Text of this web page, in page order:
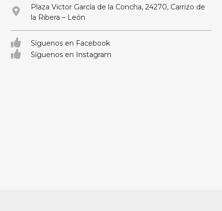
Plaza Victor García de la Concha, 24270, Carrizo de
la Ribera – León
Síguenos en Facebook
Síguenos en Instagram